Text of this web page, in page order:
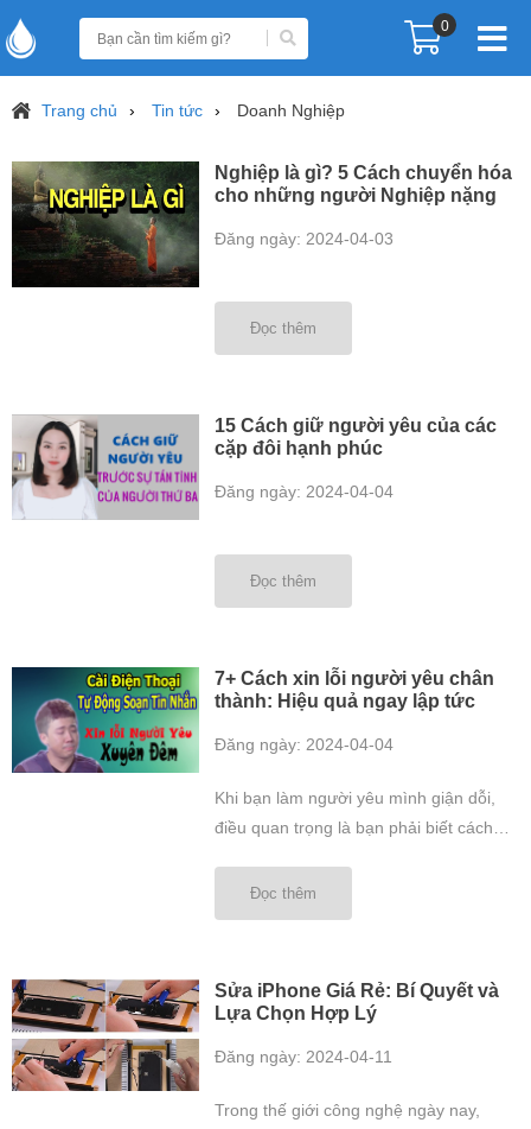
0
Trang chủ Tin tức Doanh Nghiệp
Nghiệp là gì? 5 Cách chuyển hóa
cho những người Nghiệp nặng
Đăng ngày: 2024-04-03
Đọc thêm
15 Cách giữ người yêu của các
cặp đôi hạnh phúc
Đăng ngày: 2024-04-04
Đọc thêm
7+ Cách xin lỗi người yêu chân
thành: Hiệu quả ngay lập tức
Đăng ngày: 2024-04-04
Khi bạn làm người yêu mình giận dỗi,
điều quan trọng là bạn phải biết cách
sẻ 7+ cách xin lỗi người yêu chân thành
hiệu quả giúp bạn thể hiện sự hối hận
Đọc thêm
Sửa iPhone Giá Rẻ: Bí Quyết và
Lựa Chọn Hợp Lý
Đăng ngày: 2024-04-11
Trong thế giới công nghệ ngày nay,